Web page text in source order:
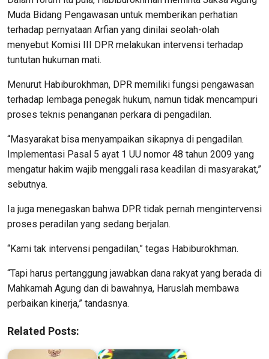
Muda Bidang Pengawasan untuk memberikan perhatian
terhadap pernyataan Arfian yang dinilai seolah-olah
menyebut Komisi III DPR melakukan intervensi terhadap
tuntutan hukuman mati.
Menurut Habiburokhman, DPR memiliki fungsi pengawasan
terhadap lembaga penegak hukum, namun tidak mencampuri
proses teknis penanganan perkara di pengadilan.
“Masyarakat bisa menyampaikan sikapnya di pengadilan.
Implementasi Pasal 5 ayat 1 UU nomor 48 tahun 2009 yang
mengatur hakim wajib menggali rasa keadilan di masyarakat,”
sebutnya.
Ia juga menegaskan bahwa DPR tidak pernah mengintervensi
proses peradilan yang sedang berjalan.
“Kami tak intervensi pengadilan,” tegas Habiburokhman.
“Tapi harus pertanggung jawabkan dana rakyat yang berada di
Mahkamah Agung dan di bawahnya, Haruslah membawa
perbaikan kinerja,” tandasnya.
Related Posts: